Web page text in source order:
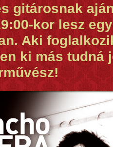
gitárosnak
kor lesz
Aki
ki más tudná